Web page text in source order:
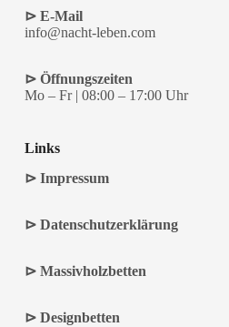
⊳ E-Mail
info@nacht-leben.com
⊳ Öffnungszeiten
Mo – Fr | 08:00 – 17:00 Uhr
Links
⊳ Impressum
⊳ Datenschutzerklärung
⊳ Massivholzbetten
⊳ Designbetten